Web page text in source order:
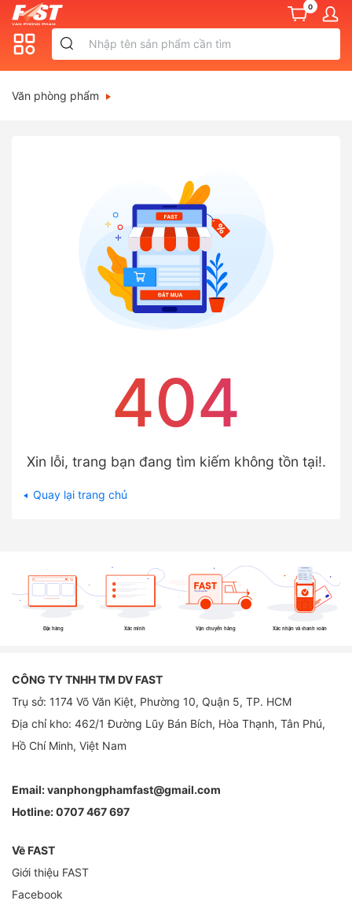
0
Văn phòng phẩm
404
Xin lỗi, trang bạn đang tìm kiếm không tồn tại!.
Quay lại trang chủ
Đặt hàng Xác minh Vận chuyển hàng Xác nhận và thanh toán
CÔNG TY TNHH TM DV FAST
Trụ sở: 1174 Võ Văn Kiệt, Phường 10, Quận 5, TP. HCM
Địa chỉ kho: 462/1 Đường Lũy Bán Bích, Hòa Thạnh, Tân Phú,
Hồ Chí Minh, Việt Nam
Email:vanphongphamfast@gmail.com
Hotline:0707 467 697
Về FAST
Giới thiệu FAST
Facebook